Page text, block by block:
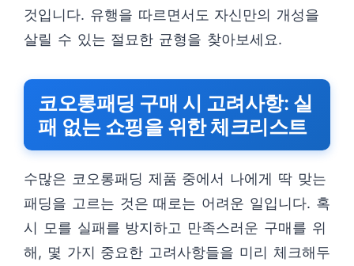
것입니다. 유행을 따르면서도 자신만의 개성을
살릴 수 있는 절묘한 균형을 찾아보세요.
코오롱패딩 구매 시 고려사항: 실
패 없는 쇼핑을 위한 체크리스트
수많은 코오롱패딩 제품 중에서 나에게 딱 맞는
패딩을 고르는 것은 때로는 어려운 일입니다. 혹
시 모를 실패를 방지하고 만족스러운 구매를 위
해, 몇 가지 중요한 고려사항들을 미리 체크해두